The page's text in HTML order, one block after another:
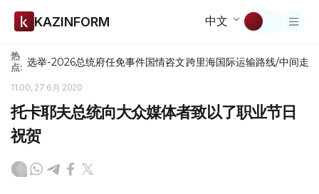
KAZINFORM 中文
热
点: 选举-2026总统府任免事件国情咨文跨里海国际运输路线/中间走廊
11:00, 27 6月 2020
托卡耶夫总统向大众媒体者致以了职业节日
祝贺